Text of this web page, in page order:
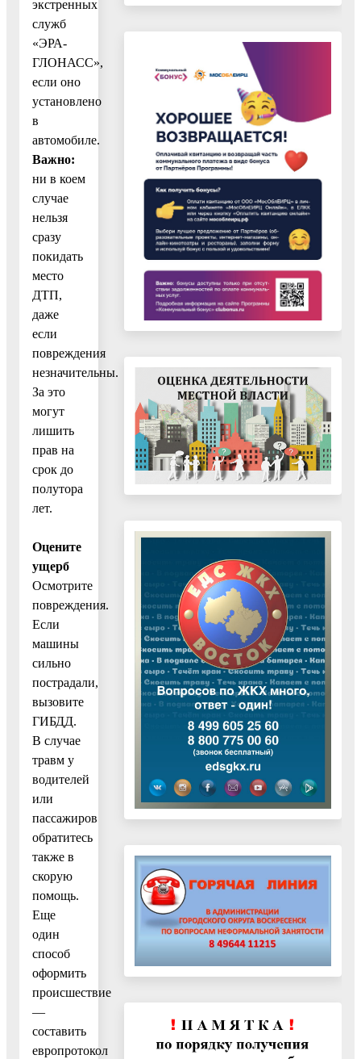
экстренных
служб
«ЭРА-
ГЛОНАСС»,
если оно
установлено
в
автомобиле.
Важно:
ни в коем
случае
нельзя
сразу
покидать
место
ДТП,
даже
если
повреждения
незначительны.
За это
могут
лишить
прав на
срок до
полутора
лет.
Оцените
ущерб
Осмотрите
повреждения.
Если
машины
сильно
пострадали,
вызовите
ГИБДД.
В случае
травм у
водителей
или
пассажиров
обратитесь
также в
скорую
помощь.
Еще
один
способ
оформить
происшествие
—
составить
европротокол